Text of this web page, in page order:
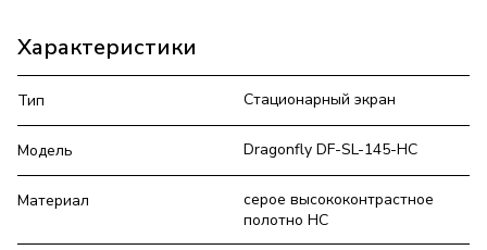
Характеристики
Тип Стационарный экран
Модель Dragonfly DF-SL-145-HC
Материал
серое высококонтрастное
полотно HC